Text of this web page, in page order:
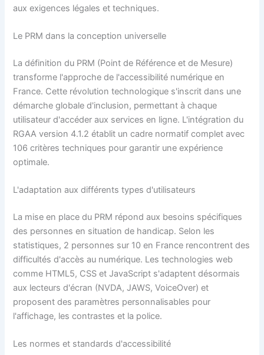
aux exigences légales et techniques.
Le PRM dans la conception universelle
La définition du PRM (Point de Référence et de Mesure)
transforme l'approche de l'accessibilité numérique en
France. Cette révolution technologique s'inscrit dans une
démarche globale d'inclusion, permettant à chaque
utilisateur d'accéder aux services en ligne. L'intégration du
RGAA version 4.1.2 établit un cadre normatif complet avec
106 critères techniques pour garantir une expérience
optimale.
L'adaptation aux différents types d'utilisateurs
La mise en place du PRM répond aux besoins spécifiques
des personnes en situation de handicap. Selon les
statistiques, 2 personnes sur 10 en France rencontrent des
difficultés d'accès au numérique. Les technologies web
comme HTML5, CSS et JavaScript s'adaptent désormais
aux lecteurs d'écran (NVDA, JAWS, VoiceOver) et
proposent des paramètres personnalisables pour
l'affichage, les contrastes et la police.
Les normes et standards d'accessibilité